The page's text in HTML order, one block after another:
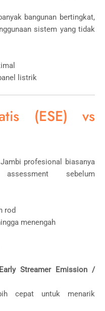
bangunan bertingkat,
sistem yang tidak
listrik
(ESE) vs
profesional biasanya
sebelum
rod
menengah
Streamer Emission /
cepat untuk menarik